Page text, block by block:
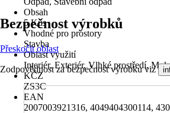
Obsah
5 Kus
Vhodné pro prostory
Stavba
Oblast využití
Interiér, Exteriér, Vlhké prostředí,
KČZ
ZS3C
EAN
2007003921316, 4049404300114,
Bezpečnost výrobků
Přeskočit oblast
Zodpovědnost za bezpečnost výrobku viz